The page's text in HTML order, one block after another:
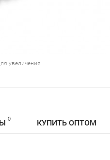
увеличения
0 КУПИТЬ ОПТОМ